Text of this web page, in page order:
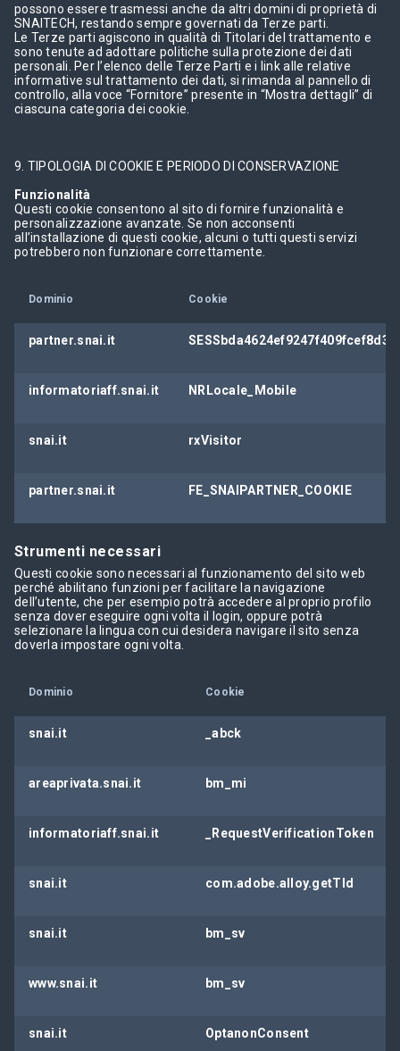
possono essere trasmessi anche da altri domini di proprietà di
SNAITECH, restando sempre governati da Terze parti.
Le Terze parti agiscono in qualità di Titolari del trattamento e
sono tenute ad adottare politiche sulla protezione dei dati
personali. Per l’elenco delle Terze Parti e i link alle relative
informative sul trattamento dei dati, si rimanda al pannello di
controllo, alla voce “Fornitore” presente in “Mostra dettagli” di
ciascuna categoria dei cookie.
9. TIPOLOGIA DI COOKIE E PERIODO DI CONSERVAZIONE
Funzionalità
Questi cookie consentono al sito di fornire funzionalità e
personalizzazione avanzate. Se non acconsenti
all’installazione di questi cookie, alcuni o tutti questi servizi
potrebbero non funzionare correttamente.
Dominio Cookie
partner.snai.it
informatoriaff.snai.it NRLocale_Mobile
snai.it rxVisitor
partner.snai.it FE_SNAIPARTNER_COOKIE
Strumenti necessari
Questi cookie sono necessari al funzionamento del sito web
perché abilitano funzioni per facilitare la navigazione
dell’utente, che per esempio potrà accedere al proprio profilo
senza dover eseguire ogni volta il login, oppure potrà
selezionare la lingua con cui desidera navigare il sito senza
doverla impostare ogni volta.
Dominio Cookie
snai.it _abck
areaprivata.snai.it bm_mi
informatoriaff.snai.it _RequestVerificationToken
snai.it com.adobe.alloy.getTld
snai.it bm_sv
www.snai.it bm_sv
snai.it OptanonConsent